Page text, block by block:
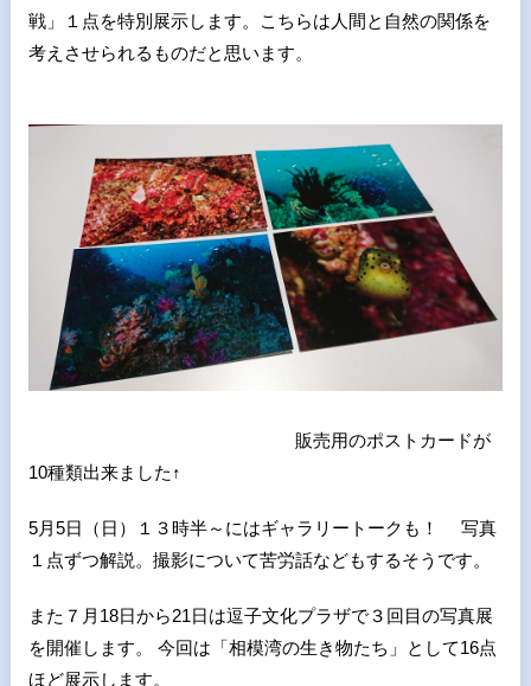
戦」１点を特別展示します。こちらは人間と自然の関係を
考えさせられるものだと思います。
販売用のポストカードが
10種類出来ました↑
5月5日（日）１３時半～にはギャラリートークも！ 写真
１点ずつ解説。撮影について苦労話などもするそうです。
また７月18日から21日は逗子文化プラザで３回目の写真展
を開催します。 今回は「相模湾の生き物たち」として16点
ほど展示します。